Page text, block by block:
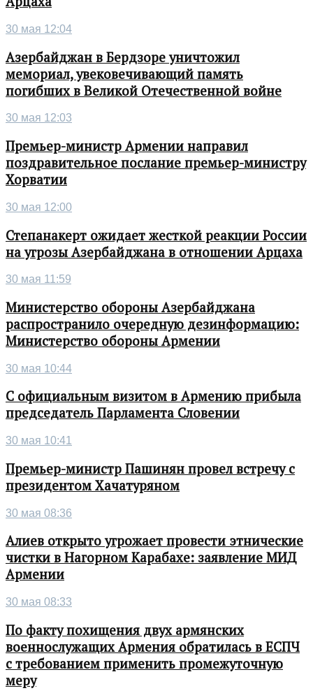
30 мая 12:04
Азербайджан в Бердзоре уничтожил
мемориал, увековечивающий память
погибших в Великой Отечественной войне
30 мая 12:03
Премьер-министр Армении направил
поздравительное послание премьер-министру
Хорватии
30 мая 12:00
Степанакерт ожидает жесткой реакции России
на угрозы Азербайджана в отношении Арцаха
30 мая 11:59
Министерство обороны Азербайджана
распространило очередную дезинформацию:
Министерство обороны Армении
30 мая 10:44
С официальным визитом в Армению прибыла
председатель Парламента Словении
30 мая 10:41
Премьер-министр Пашинян провел встречу с
президентом Хачатуряном
30 мая 08:36
Алиев открыто угрожает провести этнические
чистки в Нагорном Карабахе: заявление МИД
Армении
30 мая 08:33
По факту похищения двух армянских
военнослужащих Армения обратилась в ЕСПЧ
с требованием применить промежуточную
меру